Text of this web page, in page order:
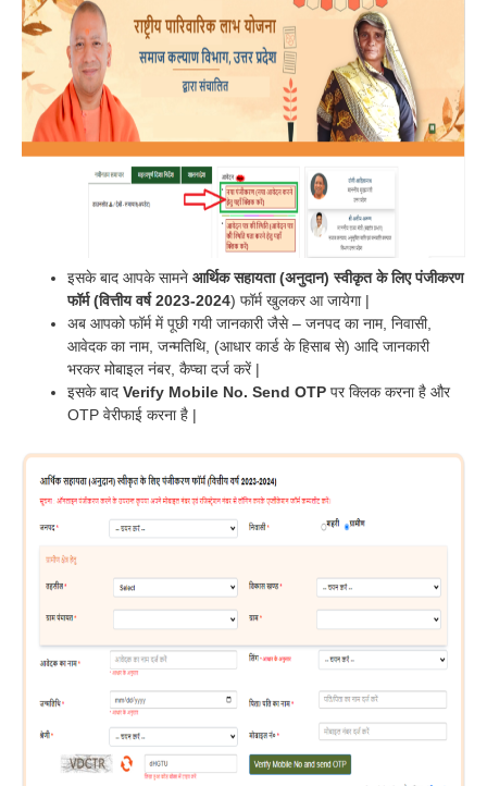
इसके बाद आपके सामने आर्थिक सहायता (अनुदान) स्वीकृत के लिए पंजीकरण
फॉर्म (वित्तीय वर्ष 2023-2024) फॉर्म खुलकर आ जायेगा |
अब आपको फॉर्म में पूछी गयी जानकारी जैसे – जनपद का नाम, निवासी,
आवेदक का नाम, जन्मतिथि, (आधार कार्ड के हिसाब से) आदि जानकारी
भरकर मोबाइल नंबर, कैप्चा दर्ज करें |
इसके बाद Verify Mobile No. Send OTP पर क्लिक करना है और
OTP वेरीफाई करना है |